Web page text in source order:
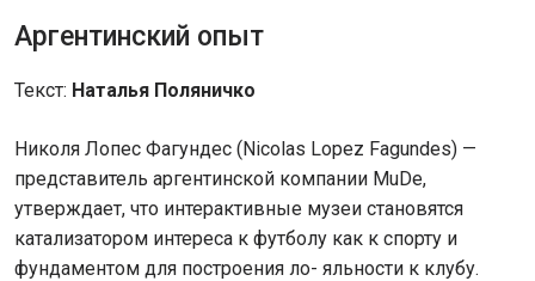
Аргентинский опыт
Текст: Наталья Поляничко
Николя Лопес Фагундес (Nicolas Lopez Fagundes) —
представитель аргентинской компании MuDe,
утверждает, что интерактивные музеи становятся
катализатором интереса к футболу как к спорту и
фундаментом для построения ло- яльности к клубу.